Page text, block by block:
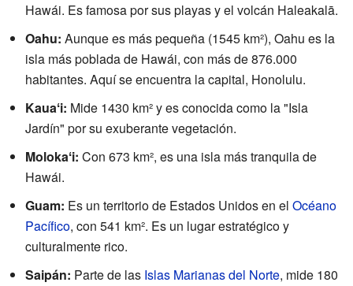
Hawái. Es famosa por sus playas y el volcán Haleakalā.
Oahu: Aunque es más pequeña (1545 km²), Oahu es la
isla más poblada de Hawái, con más de 876.000
habitantes. Aquí se encuentra la capital, Honolulu.
Kauaʻi: Mide 1430 km² y es conocida como la "Isla
Jardín" por su exuberante vegetación.
Molokaʻi: Con 673 km², es una isla más tranquila de
Hawái.
Guam: Es un territorio de Estados Unidos en el Océano
Pacífico, con 541 km². Es un lugar estratégico y
culturalmente rico.
Saipán: Parte de las Islas Marianas del Norte, mide 180